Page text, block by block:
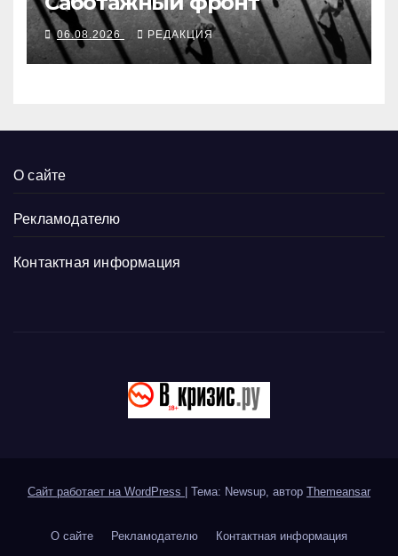
06.08.2026 РЕДАКЦИЯ
О сайте
Рекламодателю
Контактная информация
Сайт работает на WordPress Тема: Newsup, автор Themeansar
О сайте Рекламодателю Контактная информация